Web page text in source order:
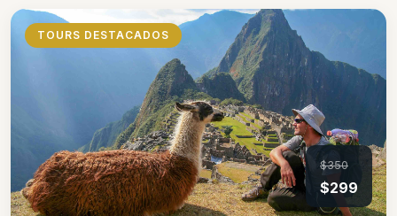
TOURS DESTACADOS
$350
$299